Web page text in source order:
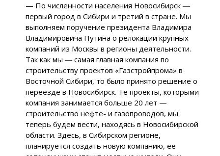
— По численности населения Новосибирск ―
первый город в Сибири и третий в стране. Мы
выполняем поручение президента Владимира
Владимировича Путина о релокации крупных
компаний из Москвы в регионы деятельности.
Так как мы ― самая главная компания по
строительству проектов «Газстройпрома» в
Восточной Сибири, то было принято решение о
переезде в Новосибирск. Те проекты, которыми
компания занимается больше 20 лет —
строительство нефте- и газопроводов, мы
теперь будем вести, находясь в Новосибирской
области. Здесь, в Сибирском регионе,
планируется создать новую компанию, ее